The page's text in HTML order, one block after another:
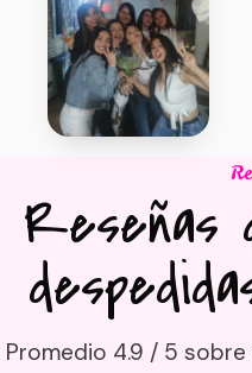
Reseñas
Promedio 4.9 / 5